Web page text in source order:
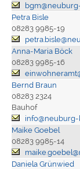
Petra Bisle
08283 9985-19
Anna-Maria Böck
08283 9985-16
Bernd Braun
08283 2324
Bauhof
info@neuburg-
Maike Goebel
08283 9985-14
Daniela Grünwied